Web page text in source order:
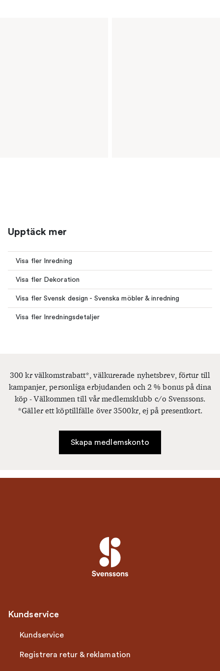
Upptäck mer
Visa fler Inredning
Visa fler Dekoration
Visa fler Svensk design - Svenska möbler & inredning
Visa fler Inredningsdetaljer
300 kr välkomstrabatt*, välkurerade nyhetsbrev, förtur till
kampanjer, personliga erbjudanden och 2 % bonus på dina
köp - Välkommen till vår medlemsklubb c/o Svenssons.
*Gäller ett köptillfälle över 3500kr, ej på presentkort.
Skapa medlemskonto
Kundservice
Kundservice
Registrera retur & reklamation